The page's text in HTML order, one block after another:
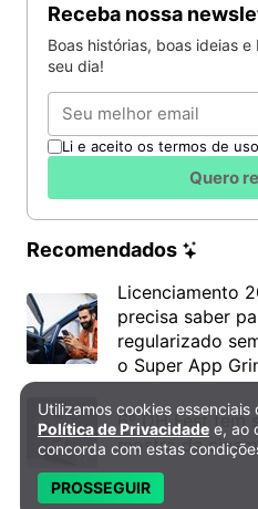
Receba nossa
Boas histórias, boas ideias
seu dia!
Email
Li e aceito os termos de
Quero
Recomendados
Licenciamento
precisa saber
regularizado
o Super App
6º DH Fest tem
mostra de
Política de Privacidade e
Utilizamos cookies
Política de Privacidade e, ao
concorda com estas
PROSSEGUIR